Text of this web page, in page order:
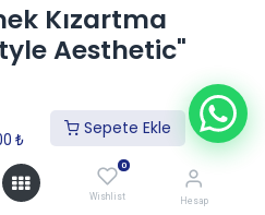
₺
Sepete Ekle
0
Wishlist Hesap
Kızartma
Aesthetic"